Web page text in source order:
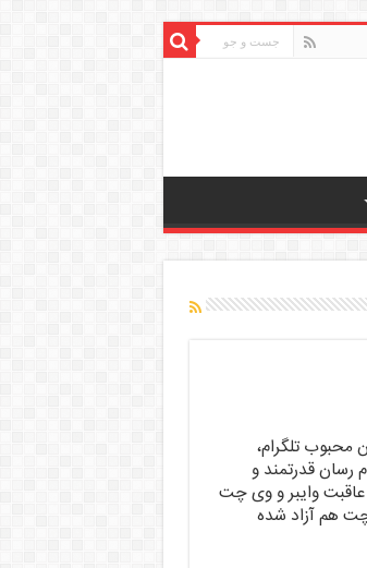
تلگرام،
رسان قدرتمند و
عاقبت وایبر و وی چت
هم آزاد شده